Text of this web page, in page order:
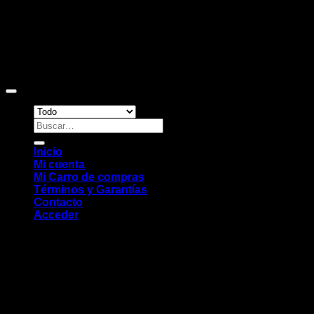
Buscar
por:
Inicio
Mi cuenta
Mi Carro de compras
Términos y Garantías
Contacto
Acceder